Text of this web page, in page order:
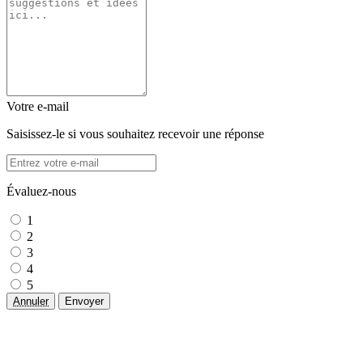
Votre e-mail
Saisissez-le si vous souhaitez recevoir une réponse
Évaluez-nous
1
2
3
4
5
Annuler Envoyer